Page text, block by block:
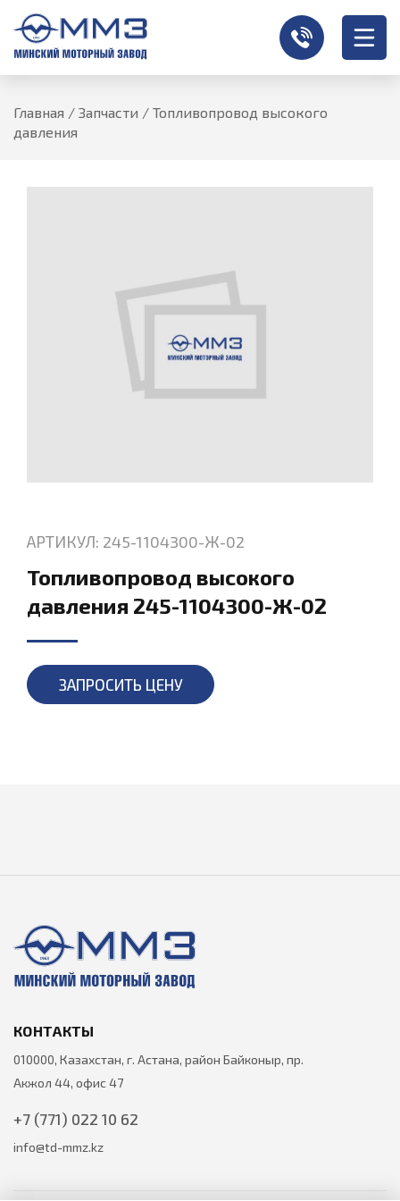
Главная / Запчасти / Топливопровод высокого
давления
АРТИКУЛ: 245-1104300-Ж-02
Топливопровод высокого
давления 245-1104300-Ж-02
ЗАПРОСИТЬ ЦЕНУ
КОНТАКТЫ
010000, Казахстан, г. Астана, район Байконыр, пр.
Акжол 44, офис 47
+7 (771) 022 10 62
info@td-mmz.kz